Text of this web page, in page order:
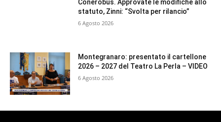
Conerobus. Approvate le modifiche allo
statuto, Zinni: “Svolta per rilancio”
6 Agosto 2026
Montegranaro: presentato il cartellone
2026 – 2027 del Teatro La Perla – VIDEO
6 Agosto 2026